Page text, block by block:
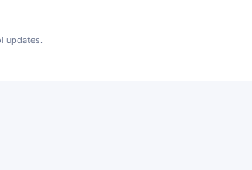
updates.